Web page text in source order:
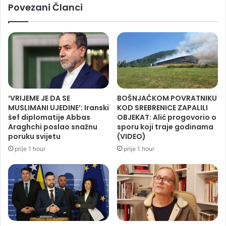
Povezani Članci
‘VRIJEME JE DA SE
MUSLIMANI UJEDINE’: Iranski
šef diplomatije Abbas
Araghchi poslao snažnu
poruku svijetu
prije 1 hour
BOŠNJAČKOM POVRATNIKU
KOD SREBRENICE ZAPALILI
OBJEKAT: Alić progovorio o
sporu koji traje godinama
(VIDEO)
prije 1 hour